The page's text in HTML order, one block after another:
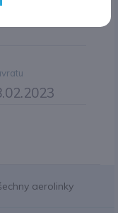
aerolinky